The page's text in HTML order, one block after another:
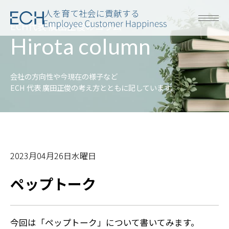
人を育て社会に貢献する
ECH代表 廣田正俊のコラム
Hirota column
会社の方向性や今現在の様子など
ECH 代表 廣田正俊の考え方とともに記しています。
2023月04月26日水曜日
ペップトーク
今回は「ペップトーク」について書いてみます。